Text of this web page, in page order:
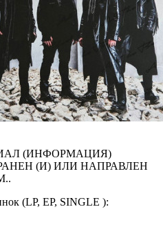
(ИНФОРМАЦИЯ)
(И) ИЛИ НАПРАВЛЕН
(LP, EP, SINGLE ):